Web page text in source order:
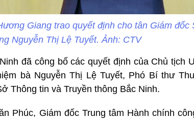
Giang trao quyết định cho tân Giám đốc
Nguyễn Thị Lệ Tuyết. Ảnh: CTV
đã công bố các quyết định của Chủ tịch
bà Nguyễn Thị Lệ Tuyết, Phó Bí thư
Thông tin và Truyền thông Bắc Ninh.
Phúc, Giám đốc Trung tâm Hành chính